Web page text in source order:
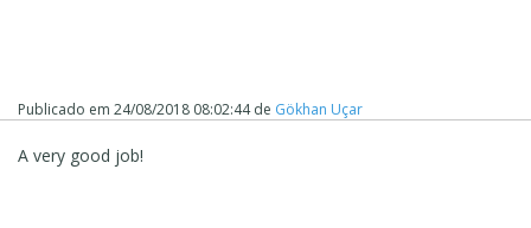
Publicado em 24/08/2018 08:02:44de Gökhan Uçar
A very good job!